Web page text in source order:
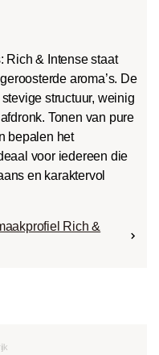
Rich & Intense staat
aroma’s. De
structuur, weinig
Tonen van pure
bepalen het
voor iedereen die
en karaktervol
Rich &